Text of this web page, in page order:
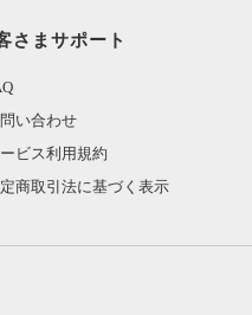
さまサポート
い合わせ
ビス利用規約
商取引法に基づく表示